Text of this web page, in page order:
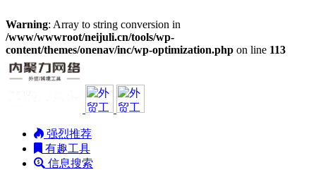
Warning: Array to string conversion in
/www/wwwroot/neijuli.cn/tools/wp-
content/themes/onenav/inc/wp-optimization.php on line 113
强烈推荐
有趣工具
信息搜索